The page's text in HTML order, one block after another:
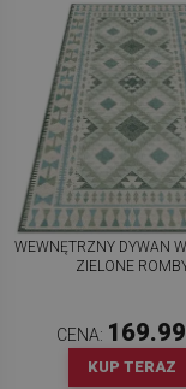
WEWNĘTRZNY DYWAN
ZIELONE
CENA: 169.99
KUP TERAZ